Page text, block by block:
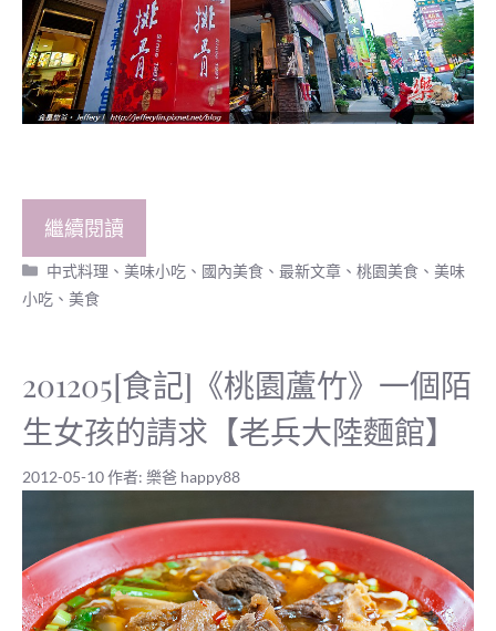
繼續閱讀
分
類
中式料理、美味小吃 、 國內美食 、最新文章 、桃園美食 、美味
小吃 、 美食
201205[食記]《桃園蘆竹》一個陌
生女孩的請求【老兵大陸麵館】
2012-05-10作者: 樂爸 happy88